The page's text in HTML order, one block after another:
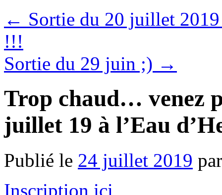
← Sortie du 20 juillet
!!!
Sortie du 29 juin ;) →
Trop chaud… venez
juillet 19 à l’Eau
Publié le 24 juillet 2019 par
Inscription ici